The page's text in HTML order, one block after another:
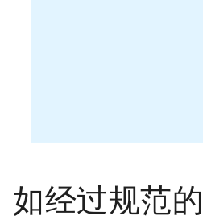
如经过规范